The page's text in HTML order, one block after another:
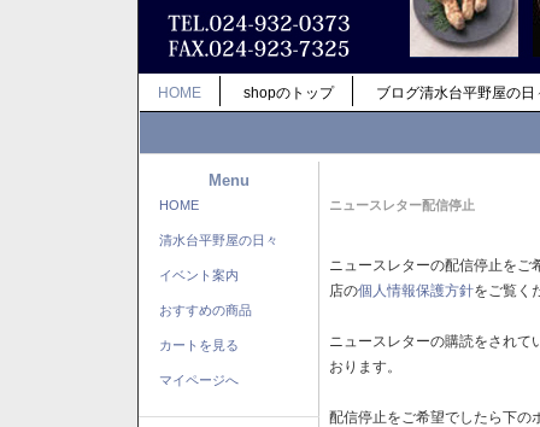
HOME shopのトップ ブログ清水台平野屋の日
Menu
HOME
清水台平野屋の日々
イベント案内
おすすめの商品
カートを見る
マイページへ
ニュースレター配信停止
ニュースレターの配信停止を
店の個人情報保護方針をご覧く
ニュースレターの購読をされ
おります。
配信停止をご希望でしたら下の